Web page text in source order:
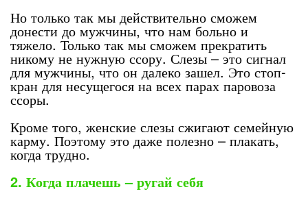
Но только так мы действительно сможем
донести до мужчины, что нам больно и
тяжело. Только так мы сможем прекратить
никому не нужную ссору. Слезы – это сигнал
для мужчины, что он далеко зашел. Это стоп-
кран для несущегося на всех парах паровоза
ссоры.
Кроме того, женские слезы сжигают семейную
карму. Поэтому это даже полезно – плакать,
когда трудно.
2. Когда плачешь – ругай себя